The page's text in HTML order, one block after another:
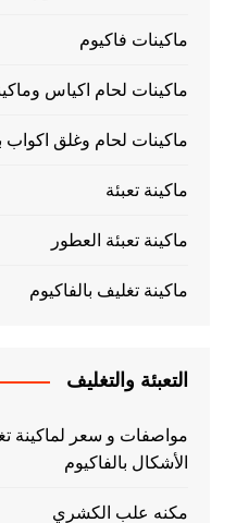
ماكينات فاكيوم
ماكينات لحام اكياس
ماكينات لحام وغلق اكواب
ماكينة تعبئة
ماكينة تعبئة العطور
ماكينة تغليف بالفاكيوم
التعبئة والتغليف
مواصفات و سعر لماكينة
الأشكال بالفاكيوم
مكنه علب الكشري